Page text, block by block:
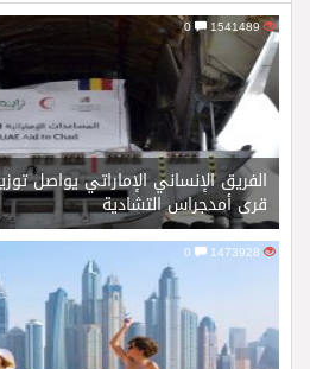
1541489
الفريق الإنساني الإماراتي يواصل
قرى أمدجراس التشادية
1473928